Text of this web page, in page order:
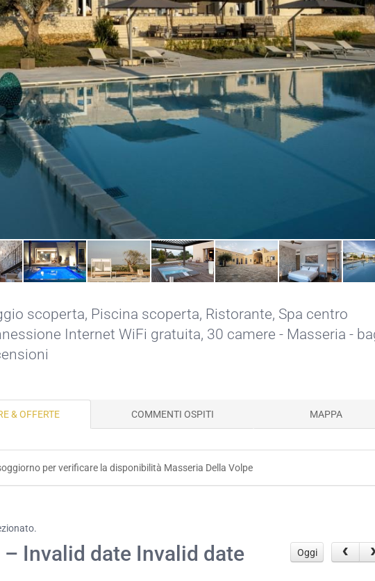
scoperta, Piscina scoperta, Ristorante, Spa centro
Internet WiFi gratuita, 30 camere - Masseria -
& OFFERTE COMMENTI OSPITI MAPPA
per verificare la disponibilità Masseria Della Volpe
Invalid date Invalid date Oggi